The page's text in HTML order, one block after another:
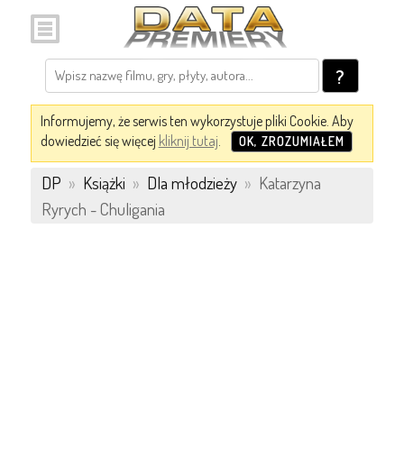
?
Informujemy, że serwis ten wykorzystuje pliki Cookie. Aby
dowiedzieć się więcej kliknij tutaj. OK, ZROZUMIAŁEM
DP » Książki » Dla młodzieży » Katarzyna
Ryrych - Chuligania